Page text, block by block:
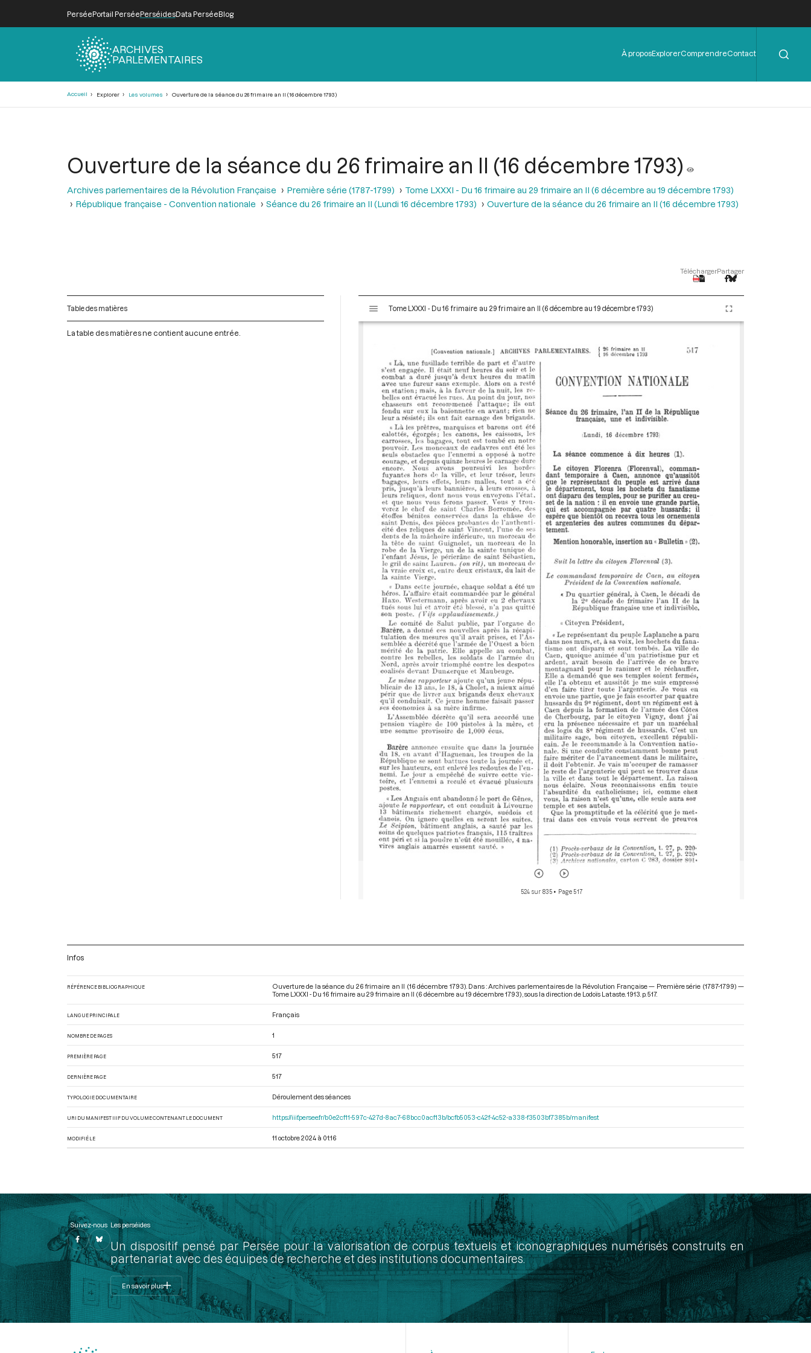
PerséePortail PerséePerséidesData PerséeBlog
ARCHIVES
PARLEMENTAIRES
Menu
de
À proposExplorerComprendreContact
Accueil Explorer Les volumes Ouverture de la séance du 26 frimaire an II (16 décembre 1793)
Ouverture de la séance du 26 frimaire an II (16 décembre 1793)
Archives parlementaires de la Révolution Française Première série (1787-1799)
Tome LXXXI - Du 16 frimaire au 29 frimaire an II (6 décembre au 19 décembre 1793)
République française - Convention nationale
Séance du 26 frimaire an II (Lundi 16 décembre 1793) Ouverture de la séance du 26 frimaire an II (16 décembre 1793)
TéléchargerPartager
Table des matières
La table des matières ne contient aucune entrée.
s
Tome LXXXI - Du 16 frimaire au 29 frimaire an II (6 décembre au 19 décembre 1793)
524 sur 835• Page 517
Infos
RÉFÉRENCE BIBLIOGRAPHIQUE
Ouverture de la séance du 26 frimaire an II (16 décembre 1793). Dans : Archives parlementaires de la Révolution Française — Première série (1787-1799) —
Tome LXXXI - Du 16 frimaire au 29 frimaire an II (6 décembre au 19 décembre 1793) , sous la direction de Lodoïs Lataste. 1913. p. 517.
LANGUE PRINCIPALE Français
NOMBRE DE PAGES 1
PREMIÈRE PAGE 517
DERNIÈRE PAGE 517
TYPOLOGIE DOCUMENTAIRE Déroulement des séances
URI DU MANIFEST IIIF DU VOLUME CONTENANT LE DOCUMENT https://iiif.persee.fr/b0e2cf11-597c-427d-8ac7-68bcc0acf13b/bcfb5053-c42f-4c52-a338-f3503bf7385b/manifest
MODIFIÉ LE 11 octobre 2024 à 01:16
Suivez-nous Les perséides
Un dispositif pensé par Persée pour la valorisation de corpus textuels et iconographiques numérisés construits en
partenariat avec des équipes de recherche et des institutions documentaires.
En savoir plus